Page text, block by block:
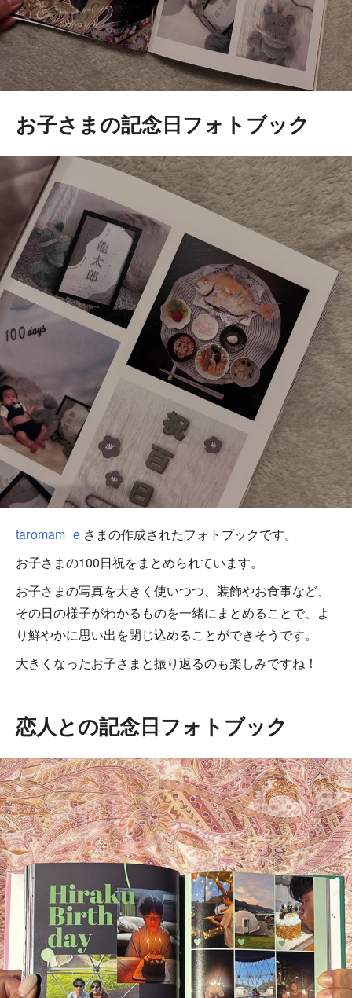
お子さまの記念日フォトブック
taromam_eさまの作成されたフォトブックです。
お子さまの100日祝をまとめられています。
お子さまの写真を大きく使いつつ、装飾やお食事など、
その日の様子がわかるものを一緒にまとめることで、よ
り鮮やかに思い出を閉じ込めることができそうです。
大きくなったお子さまと振り返るのも楽しみですね！
恋人との記念日フォトブック